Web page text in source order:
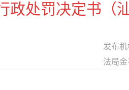
政处罚决定书（
发布机
法局